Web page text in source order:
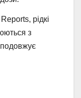
рідкі
з